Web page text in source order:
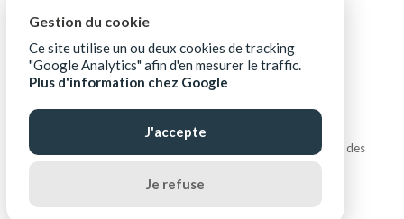
Protection des
Gestion du cookie
Ce site utilise un ou deux cookies de tracking
"Google Analytics" afin d'en mesurer le traffic.
Plus d'information chez Google
J'accepte
Je refuse